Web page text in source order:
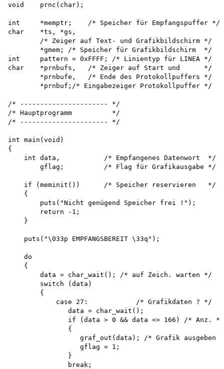
void    prnc(char);
int     *memptr;    /* Speicher für Empfangspuffer */
char    *ts, *gs,
        /* Zeiger auf Text- und Grafikbildschirm */
        *gmem; /* Speicher für Grafikbildschirm  */
int     pattern = 0xFFFF; /* Linientyp für LINEA */
char    *prnbufs,   /* Zeiger auf Start und      */
        *prnbufe,   /* Ende des Protokollpuffers */
        *prnbuf;/* Eingabezeiger Protokollpuffer */
/* ---------------------- */
/* Hauptprogramm          */
/* ---------------------- */
int main(void)
{
    int data,           /* Empfangenes Datenwort  */
        gflag;          /* Flag für Grafikausgabe */
    if (meminit())      /* Speicher reservieren   */
    {
        puts("Nicht genügend Speicher frei !");
        return -1;
    }
    puts("\033p EMPFANGSBEREIT \33q");
    do
    {
        data = char_wait(); /* auf Zeich. warten */
        switch (data)
        {
            case 27:            /* Grafikdaten ? */
               data = char_wait();
               if (data > 0 && data <= 166) /* Anz. */
               {
graf_out(data); /* Grafik ausgeben
                  gflag = 1;
               }
               break;